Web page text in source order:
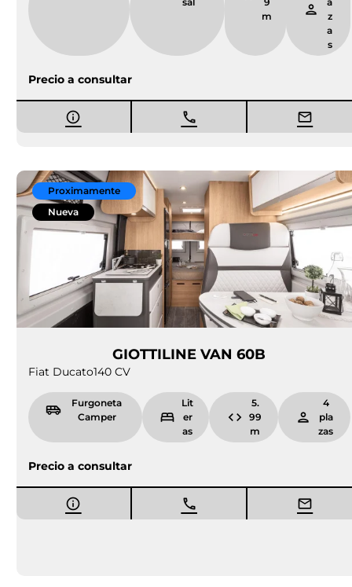
9
a
z
a
Proximamente
Nueva
GIOTTILINE VAN 60B
Furgoneta
Lit
er
5.
99
4
pla